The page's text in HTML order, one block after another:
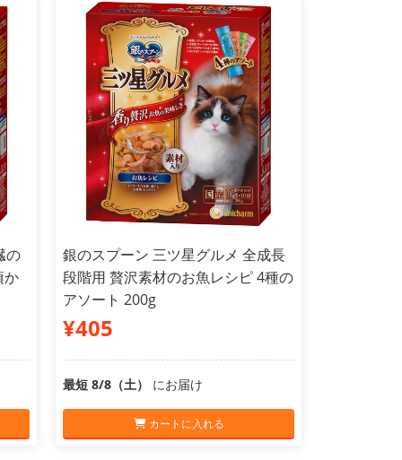
の
か
銀のスプーン 三ツ星グルメ 全成長
段階用 贅沢素材のお魚レシピ 4種の
アソート 200g
¥405
最短 8/8（土） にお届け
カートに入れる